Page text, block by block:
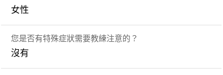
女性
您是否有特殊症狀需要教練注意的？
沒有